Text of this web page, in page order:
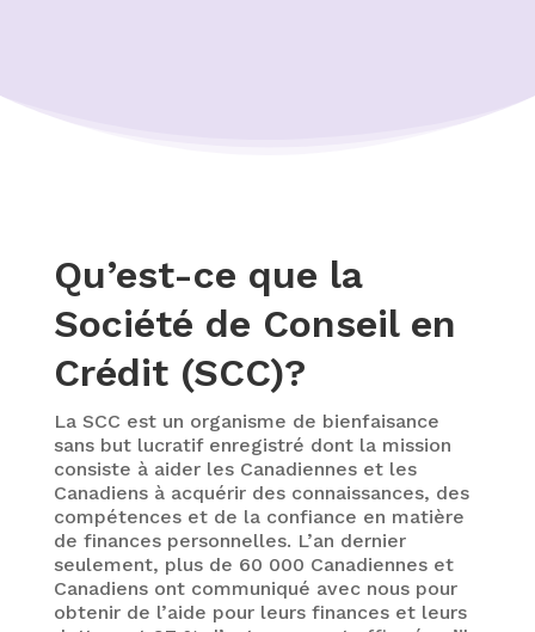
Qu’est-ce que la
Société de Conseil en
Crédit (SCC)?
La SCC est un organisme de bienfaisance
sans but lucratif enregistré dont la mission
consiste à aider les Canadiennes et les
Canadiens à acquérir des connaissances, des
compétences et de la confiance en matière
de finances personnelles. L’an dernier
seulement, plus de 60 000 Canadiennes et
Canadiens ont communiqué avec nous pour
obtenir de l’aide pour leurs finances et leurs